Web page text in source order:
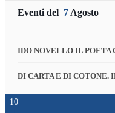
Eventi del 7 Agosto
IDO NOVELLO IL POETA
DI CARTA E DI
10